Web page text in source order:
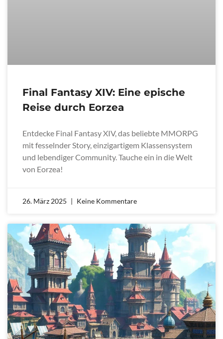
Final Fantasy XIV: Eine epische
Reise durch Eorzea
Entdecke Final Fantasy XIV, das beliebte MMORPG
mit fesselnder Story, einzigartigem Klassensystem
und lebendiger Community. Tauche ein in die Welt
von Eorzea!
26. März 2025 Keine Kommentare